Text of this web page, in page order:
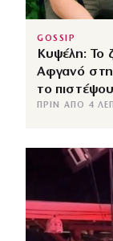
GOSSIP
Κυψέλη: Το
Αφγανό στη
το
ΠΡΙΝ ΑΠΌ 4